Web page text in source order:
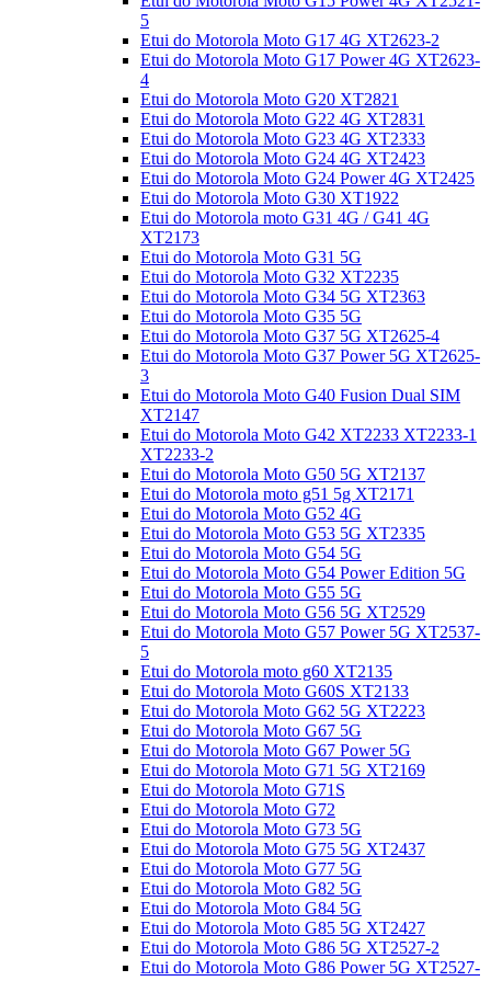
5
Etui do Motorola Moto G17 4G XT2623-2
Etui do Motorola Moto G17 Power 4G XT2623-
4
Etui do Motorola Moto G20 XT2821
Etui do Motorola Moto G22 4G XT2831
Etui do Motorola Moto G23 4G XT2333
Etui do Motorola Moto G24 4G XT2423
Etui do Motorola Moto G24 Power 4G XT2425
Etui do Motorola Moto G30 XT1922
Etui do Motorola moto G31 4G / G41 4G
XT2173
Etui do Motorola Moto G31 5G
Etui do Motorola Moto G32 XT2235
Etui do Motorola Moto G34 5G XT2363
Etui do Motorola Moto G35 5G
Etui do Motorola Moto G37 5G XT2625-4
Etui do Motorola Moto G37 Power 5G XT2625-
3
Etui do Motorola Moto G40 Fusion Dual SIM
XT2147
Etui do Motorola Moto G42 XT2233 XT2233-1
XT2233-2
Etui do Motorola Moto G50 5G XT2137
Etui do Motorola moto g51 5g XT2171
Etui do Motorola Moto G52 4G
Etui do Motorola Moto G53 5G XT2335
Etui do Motorola Moto G54 5G
Etui do Motorola Moto G54 Power Edition 5G
Etui do Motorola Moto G55 5G
Etui do Motorola Moto G56 5G XT2529
Etui do Motorola Moto G57 Power 5G XT2537-
5
Etui do Motorola moto g60 XT2135
Etui do Motorola Moto G60S XT2133
Etui do Motorola Moto G62 5G XT2223
Etui do Motorola Moto G67 5G
Etui do Motorola Moto G67 Power 5G
Etui do Motorola Moto G71 5G XT2169
Etui do Motorola Moto G71S
Etui do Motorola Moto G72
Etui do Motorola Moto G73 5G
Etui do Motorola Moto G75 5G XT2437
Etui do Motorola Moto G77 5G
Etui do Motorola Moto G82 5G
Etui do Motorola Moto G84 5G
Etui do Motorola Moto G85 5G XT2427
Etui do Motorola Moto G86 5G XT2527-2
Etui do Motorola Moto G86 Power 5G XT2527-